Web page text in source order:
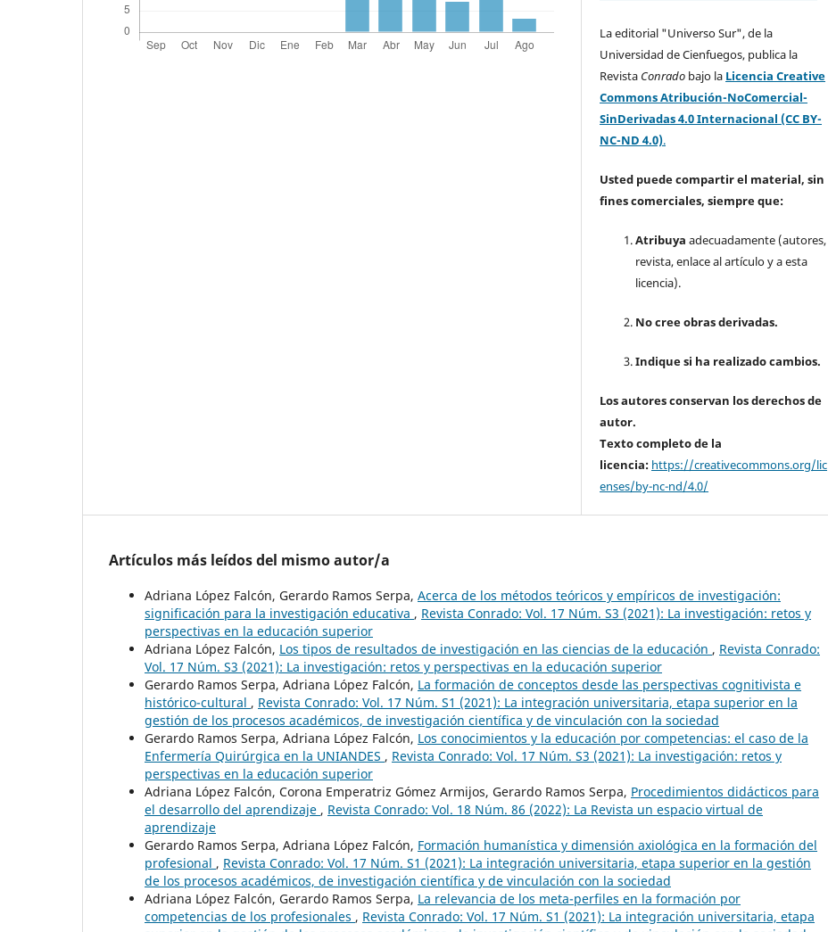
La editorial "Universo Sur", de la
Universidad de Cienfuegos, publica la
Revista Conrado bajo la Licencia Creative
Commons Atribución-NoComercial-
SinDerivadas 4.0 Internacional (CC BY-
NC-ND 4.0).
Usted puede compartir el material, sin
fines comerciales, siempre que:
Atribuya adecuadamente (autores,
revista, enlace al artículo y a esta
licencia).
No cree obras derivadas.
Indique si ha realizado cambios.
Los autores conservan los derechos de
autor.
Texto completo de la
licencia: https://creativecommons.org/lic
enses/by-nc-nd/4.0/
Artículos más leídos del mismo autor/a
Adriana López Falcón, Gerardo Ramos Serpa, Acerca de los métodos teóricos y empíricos de investigación:
significación para la investigación educativa , Revista Conrado: Vol. 17 Núm. S3 (2021): La investigación: retos y
perspectivas en la educación superior
Adriana López Falcón, Los tipos de resultados de investigación en las ciencias de la educación , Revista Conrado:
Vol. 17 Núm. S3 (2021): La investigación: retos y perspectivas en la educación superior
Gerardo Ramos Serpa, Adriana López Falcón, La formación de conceptos desde las perspectivas cognitivista e
histórico-cultural , Revista Conrado: Vol. 17 Núm. S1 (2021): La integración universitaria, etapa superior en la
gestión de los procesos académicos, de investigación científica y de vinculación con la sociedad
Gerardo Ramos Serpa, Adriana López Falcón, Los conocimientos y la educación por competencias: el caso de la
Enfermería Quirúrgica en la UNIANDES , Revista Conrado: Vol. 17 Núm. S3 (2021): La investigación: retos y
perspectivas en la educación superior
Adriana López Falcón, Corona Emperatriz Gómez Armijos, Gerardo Ramos Serpa, Procedimientos didácticos para
el desarrollo del aprendizaje , Revista Conrado: Vol. 18 Núm. 86 (2022): La Revista un espacio virtual de
aprendizaje
Gerardo Ramos Serpa, Adriana López Falcón, Formación humanística y dimensión axiológica en la formación del
profesional , Revista Conrado: Vol. 17 Núm. S1 (2021): La integración universitaria, etapa superior en la gestión
de los procesos académicos, de investigación científica y de vinculación con la sociedad
Adriana López Falcón, Gerardo Ramos Serpa, La relevancia de los meta-perfiles en la formación por
competencias de los profesionales , Revista Conrado: Vol. 17 Núm. S1 (2021): La integración universitaria, etapa